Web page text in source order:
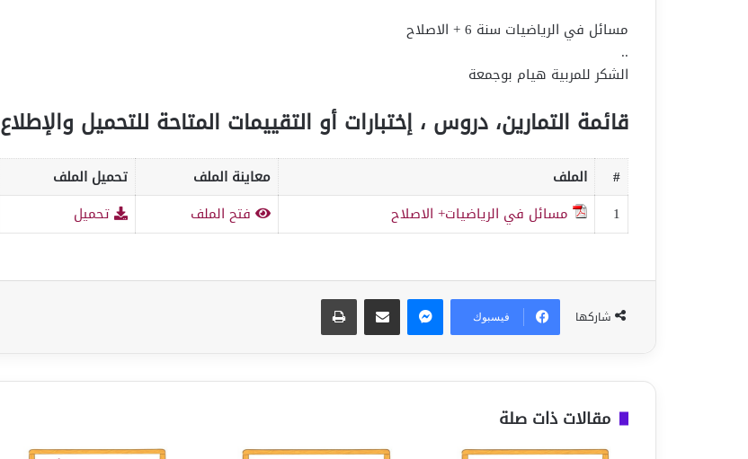
مسائل في الرياضيات سنة 6 + الاصلاح
..
الشكر للمربية هيام بوجمعة
قائمة التمارين، دروس ، إختبارات أو التقييمات المتاحة للتحميل والإطلاع
# الملف معاينة الملف
تحميل الملف
1
مسائل في الرياضيات+ الاصلاح فتح الملف تحميل
شاركها فيسبوك
مقالات ذات صلة